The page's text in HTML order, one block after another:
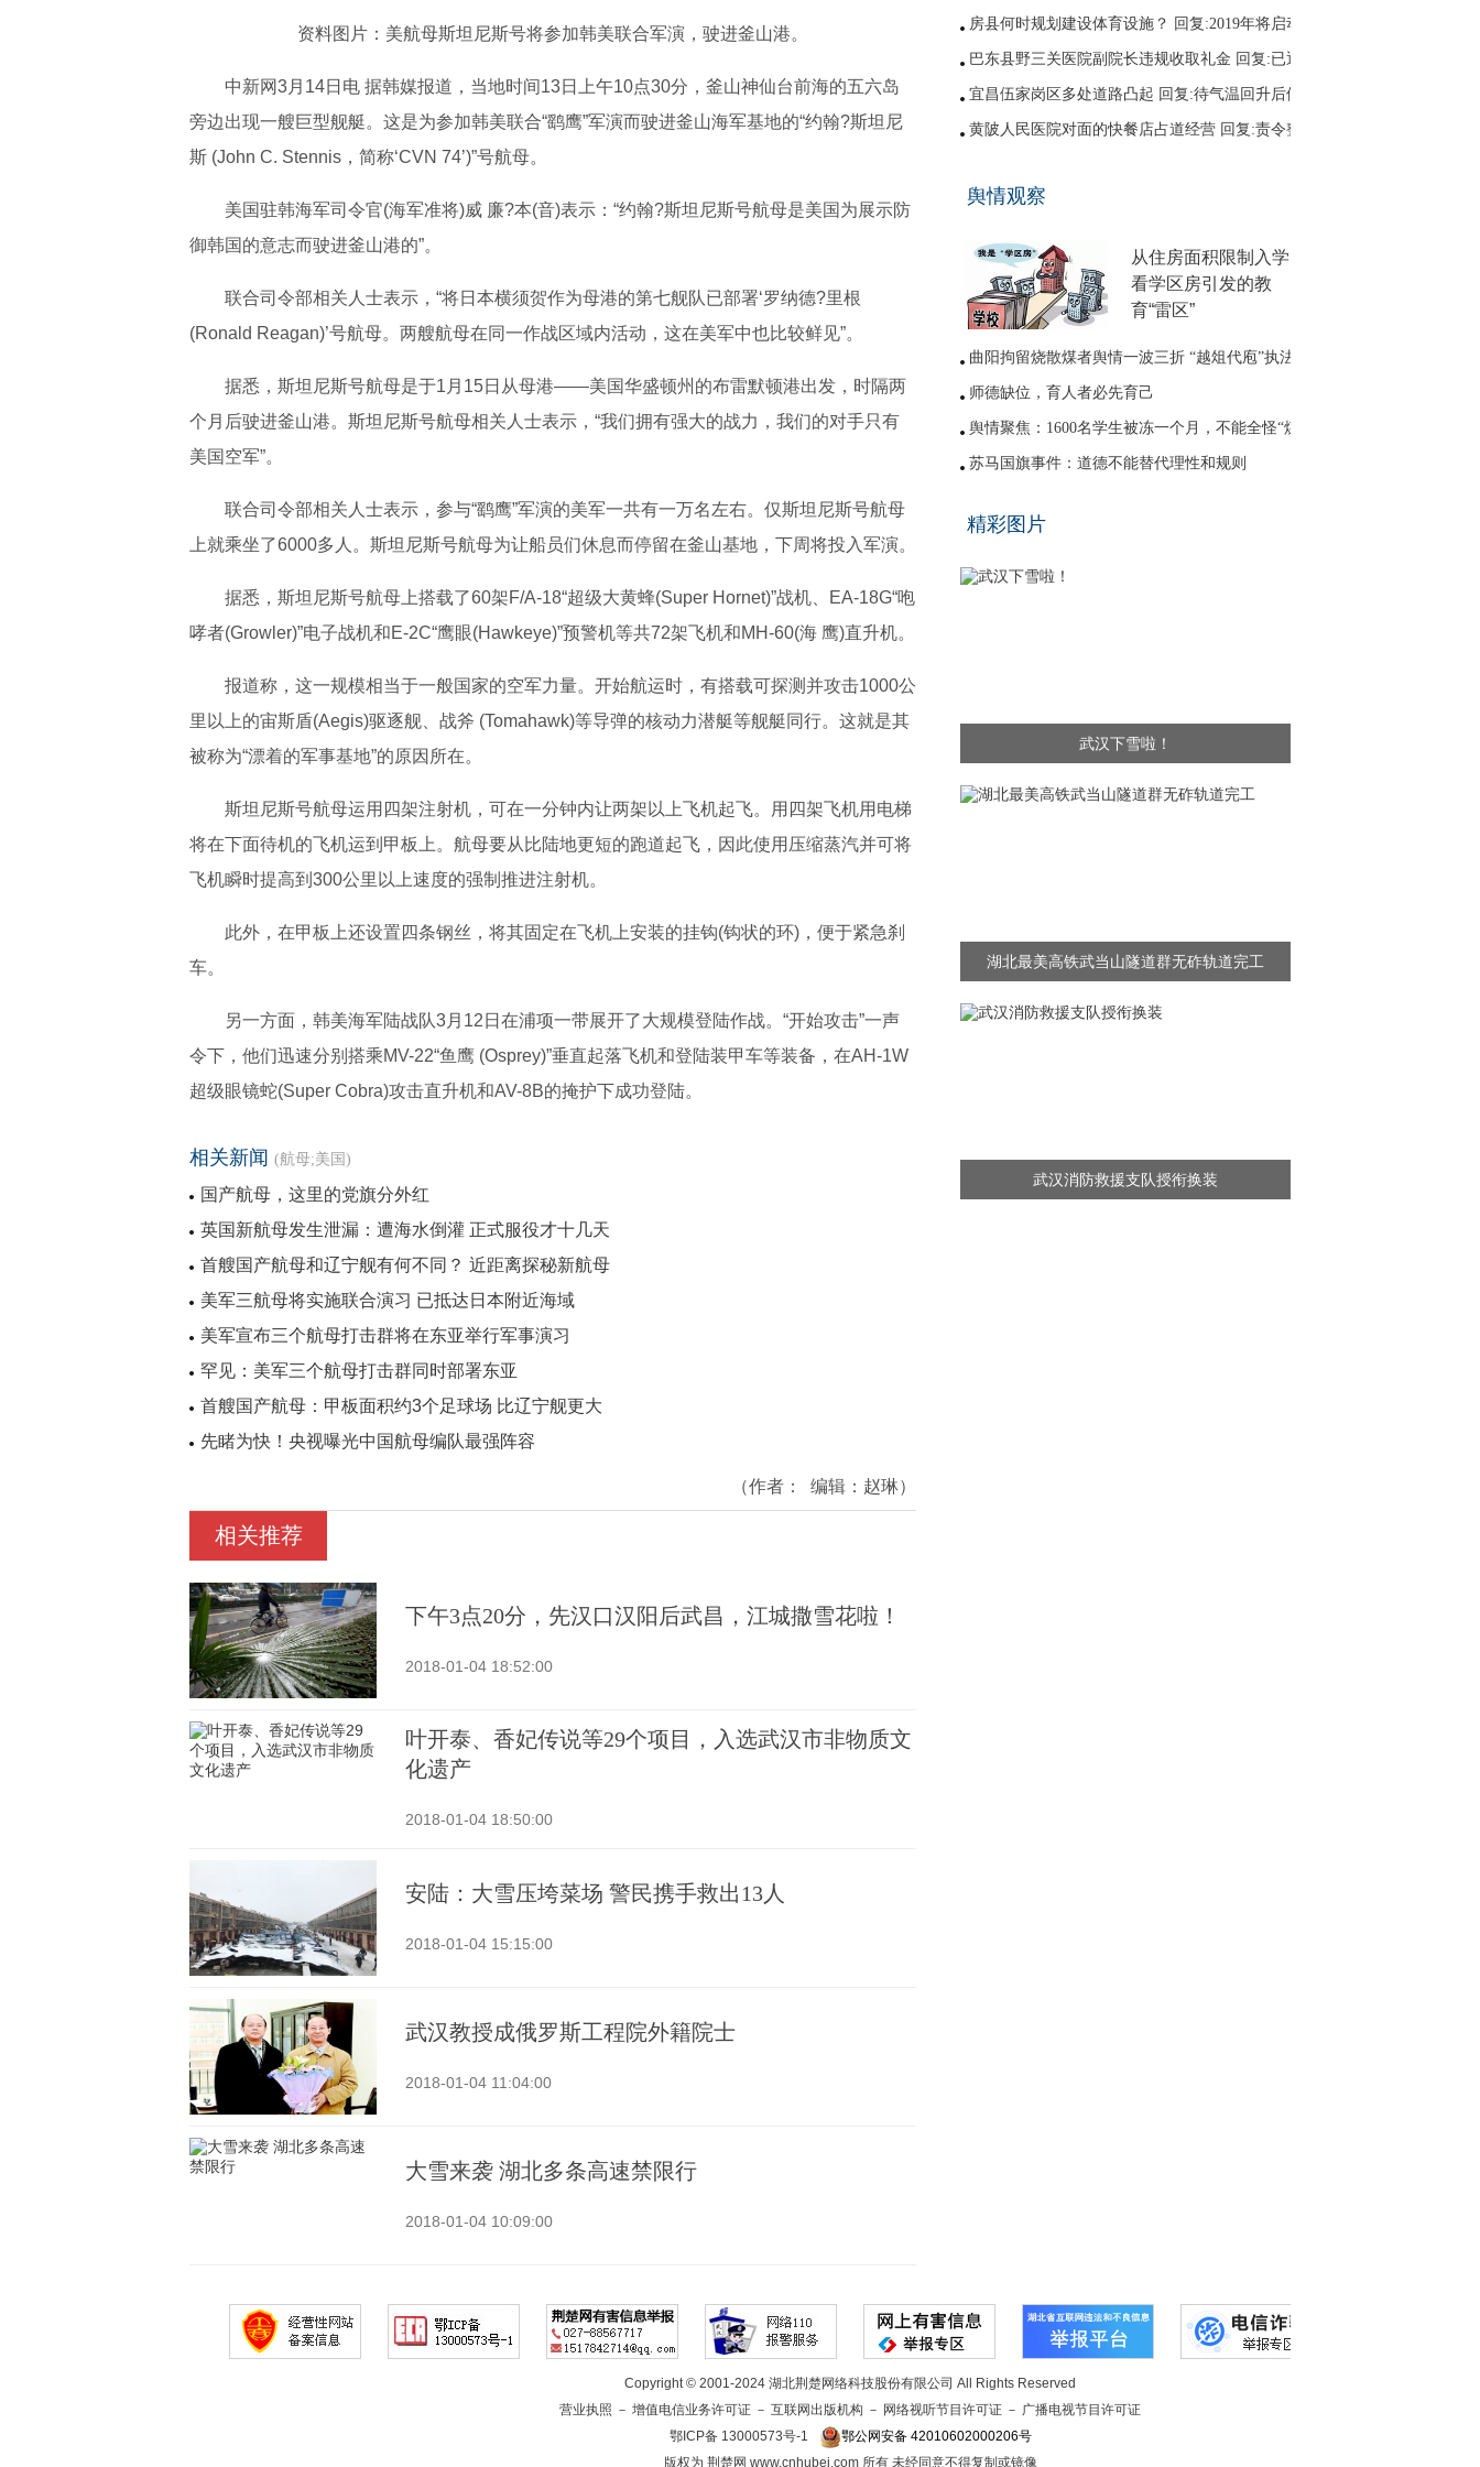
资料图片：美航母斯坦尼斯号将参加韩美联合军演，驶进釜山港。
中新网3月14日电 据韩媒报道，当地时间13日上午10点30分，釜山神仙台前海的五六岛
旁边出现一艘巨型舰艇。这是为参加韩美联合“鹞鹰”军演而驶进釜山海军基地的“约翰?斯坦尼
斯 (John C. Stennis，简称‘CVN 74’)”号航母。
美国驻韩海军司令官(海军准将)威 廉?本(音)表示：“约翰?斯坦尼斯号航母是美国为展示防
御韩国的意志而驶进釜山港的”。
联合司令部相关人士表示，“将日本横须贺作为母港的第七舰队已部署‘罗纳德?里根
(Ronald Reagan)’号航母。两艘航母在同一作战区域内活动，这在美军中也比较鲜见”。
据悉，斯坦尼斯号航母是于1月15日从母港——美国华盛顿州的布雷默顿港出发，时隔两
个月后驶进釜山港。斯坦尼斯号航母相关人士表示，“我们拥有强大的战力，我们的对手只有
美国空军”。
联合司令部相关人士表示，参与“鹞鹰”军演的美军一共有一万名左右。仅斯坦尼斯号航母
上就乘坐了6000多人。斯坦尼斯号航母为让船员们休息而停留在釜山基地，下周将投入军演。
据悉，斯坦尼斯号航母上搭载了60架F/A-18“超级大黄蜂(Super Hornet)”战机、EA-18G“咆
哮者(Growler)”电子战机和E-2C“鹰眼(Hawkeye)”预警机等共72架飞机和MH-60(海 鹰)直升机。
报道称，这一规模相当于一般国家的空军力量。开始航运时，有搭载可探测并攻击1000公
里以上的宙斯盾(Aegis)驱逐舰、战斧 (Tomahawk)等导弹的核动力潜艇等舰艇同行。这就是其
被称为“漂着的军事基地”的原因所在。
斯坦尼斯号航母运用四架注射机，可在一分钟内让两架以上飞机起飞。用四架飞机用电梯
将在下面待机的飞机运到甲板上。航母要从比陆地更短的跑道起飞，因此使用压缩蒸汽并可将
飞机瞬时提高到300公里以上速度的强制推进注射机。
此外，在甲板上还设置四条钢丝，将其固定在飞机上安装的挂钩(钩状的环)，便于紧急刹
车。
另一方面，韩美海军陆战队3月12日在浦项一带展开了大规模登陆作战。“开始攻击”一声
令下，他们迅速分别搭乘MV-22“鱼鹰 (Osprey)”垂直起落飞机和登陆装甲车等装备，在AH-1W
超级眼镜蛇(Super Cobra)攻击直升机和AV-8B的掩护下成功登陆。
相关新闻 (航母;美国)
国产航母，这里的党旗分外红
英国新航母发生泄漏：遭海水倒灌 正式服役才十几天
首艘国产航母和辽宁舰有何不同？ 近距离探秘新航母
美军三航母将实施联合演习 已抵达日本附近海域
美军宣布三个航母打击群将在东亚举行军事演习
罕见：美军三个航母打击群同时部署东亚
首艘国产航母：甲板面积约3个足球场 比辽宁舰更大
先睹为快！央视曝光中国航母编队最强阵容
（作者： 编辑： 赵琳）
相关推荐
下午3点20分，先汉口汉阳后武昌，江城撒雪花啦！
2018-01-04 18:52:00
叶开泰、香妃传说等29个项目，入选武汉市非物质文
化遗产
2018-01-04 18:50:00
安陆：大雪压垮菜场 警民携手救出13人
2018-01-04 15:15:00
武汉教授成俄罗斯工程院外籍院士
2018-01-04 11:04:00
大雪来袭 湖北多条高速禁限行
2018-01-04 10:09:00
房县何时规划建设体育设施？ 回复:2019年将启动
巴东县野三关医院副院长违规收取礼金 回复:已退回
宜昌伍家岗区多处道路凸起 回复:待气温回升后修补
黄陂人民医院对面的快餐店占道经营 回复:责令整改
网友建议调整鱼梁洲循环线路 回复:没有客流支撑
舆情观察
从住房面积限制入学
看学区房引发的教
育“雷区”
曲阳拘留烧散煤者舆情一波三折 “越俎代庖”执法引质疑
师德缺位，育人者必先育己
舆情聚焦：1600名学生被冻一个月，不能全怪“煤改气”
苏马国旗事件：道德不能替代理性和规则
精彩图片
武汉下雪啦！
湖北最美高铁武当山隧道群无砟轨道完工
武汉消防救援支队授衔换装
Copyright © 2001-2024 湖北荆楚网络科技股份有限公司 All Rights Reserved
营业执照 － 增值电信业务许可证 － 互联网出版机构 － 网络视听节目许可证 － 广播电视节目许可证
鄂ICP备 13000573号-1
鄂公网安备 42010602000206号
版权为 荆楚网 www.cnhubei.com 所有 未经同意不得复制或镜像